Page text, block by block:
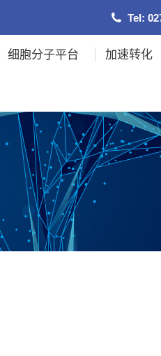
Tel:
细胞分子平台 加速转化